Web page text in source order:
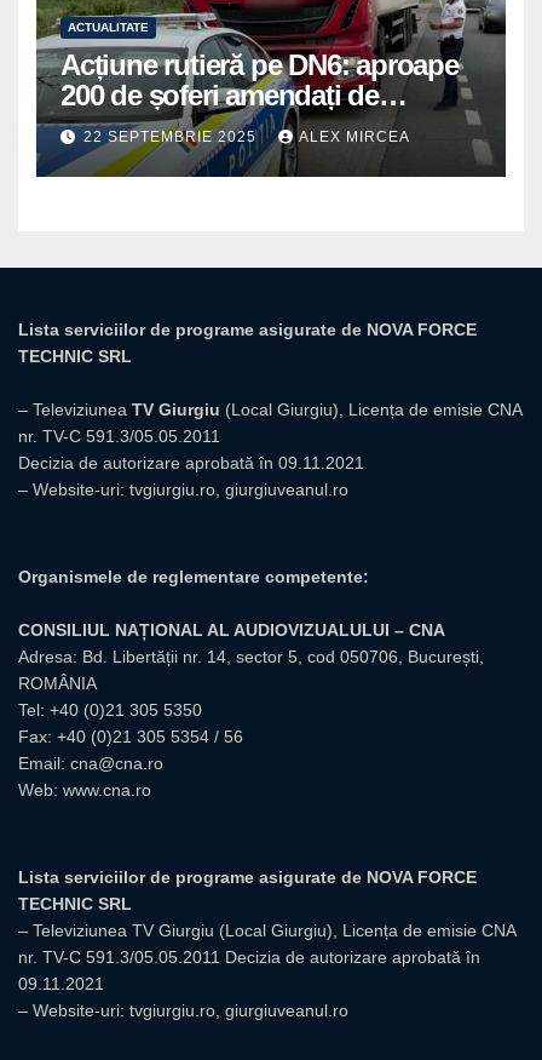
ACTUALITATE
Acțiune rutieră pe DN6: aproape
200 de șoferi amendați de
polițiștii din Mihăilești
22 SEPTEMBRIE 2025 ALEX MIRCEA
Lista serviciilor de programe asigurate de NOVA FORCE
TECHNIC SRL
– Televiziunea TV Giurgiu (Local Giurgiu), Licența de emisie CNA
nr. TV-C 591.3/05.05.2011
Decizia de autorizare aprobată în 09.11.2021
– Website-uri: tvgiurgiu.ro giurgiuveanul.ro
Organismele de reglementare competente:
CONSILIUL NAȚIONAL AL AUDIOVIZUALULUI – CNA
Adresa: Bd. Libertății nr. 14, sector 5, cod 050706, București,
ROMÂNIA
Tel: +40 (0)21 305 5350
Fax: +40 (0)21 305 5354 / 56
Email: cna@cna.ro
Web: www.cna.ro
Lista serviciilor de programe asigurate de NOVA FORCE
TECHNIC SRL
– Televiziunea TV Giurgiu (Local Giurgiu), Licența de emisie CNA
nr. TV-C 591.3/05.05.2011 Decizia de autorizare aprobată în
09.11.2021
– Website-uri: tvgiurgiu.ro, giurgiuveanul.ro